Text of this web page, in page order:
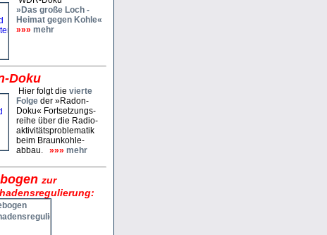
»Das große Loch -
Heimat gegen Kohle«
»»» mehr
Doku
Hier folgt die vierte
Folge der »Radon­
Doku« Fort­setzungs­
reihe über die Radio­
aktivitäts­proble­matik
beim Braun­kohle­
abbau. »»» mehr
zur